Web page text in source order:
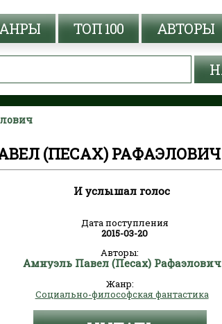
ТОП 100 АВТОРЫ
(ПЕСАХ) РАФАЭЛОВИЧ
И услышал голос
Дата поступления
2015-03-20
Авторы:
Амнуэль Павел (Песах) Рафаэлович
Жанр:
Социально-философская фантастика